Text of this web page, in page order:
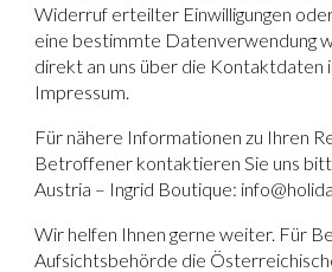
Widerruf erteilter Einwilligungen
eine bestimmte Datenverwendung
direkt an uns über die Kontaktdaten
Impressum.
Für nähere Informationen zu Ihren
Betroffener kontaktieren Sie uns
Austria – Ingrid Boutique:
Wir helfen Ihnen gerne weiter. Für
Aufsichtsbehörde die